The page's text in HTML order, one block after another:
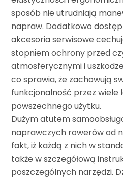
sposób nie utrudniają
napraw. Dodatkowo
akcesoria serwisowe
stopniem ochrony przed
atmosferycznymi i
co sprawia, że zachowują
funkcjonalność przez wiele
powszechnego użytku.
Dużym atutem
naprawczych rowerów od
fakt, iż każdą z nich w
także w szczegółową
poszczególnych narzędzi.